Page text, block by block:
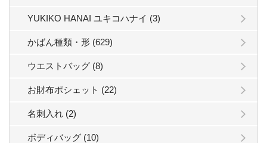
YUKIKO HANAI ユキコハナイ (3)
かばん種類・形 (629)
ウエストバッグ (8)
お財布ポシェット (22)
名刺入れ (2)
ボディバッグ (10)